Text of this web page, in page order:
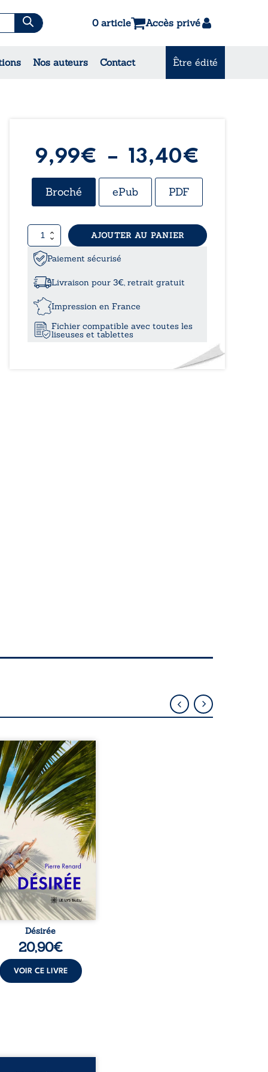
0 article Accès privé
Nos auteurs Contact Être édité
& Contes
9,99€ – 13,40€
de
9,99€
Broché ePub PDF
quantité
de
Les
états
d’âme
caméléon
AJOUTER AU PANIER
Paiement sécurisé
Livraison pour 3€, retrait gratuit
Impression en France
Fichier compatible avec toutes les
liseuses et tablettes
Pierre, jeune retraité,
qu’il est devenu une
femme métissée de
ans. À peine a-t-il
à apprivoiser ce
corps qu’Ange surgit
sa vie et fait vaciller
ses certitudes. Entre
est immédiate,
jusqu’à ce qu’un
familial fasse planer
: et s’ils étaient
demi-frère et ...
Désirée
20,90€
VOIR CE LIVRE
sur ordonnance –